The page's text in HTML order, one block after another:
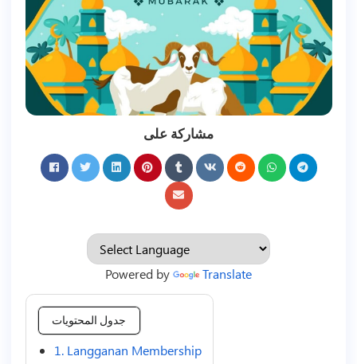
مشاركة على
Powered by Translate
جدول المحتويات
1. Langganan Membership